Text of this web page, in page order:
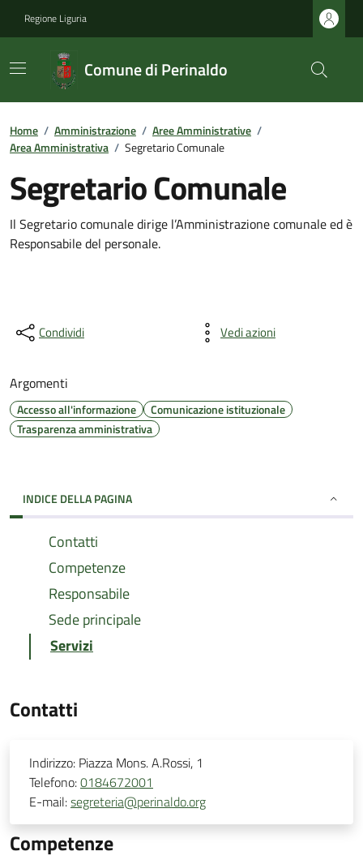
Regione Liguria
Comune di Perinaldo
Home / Amministrazione / Aree Amministrative /
Area Amministrativa / Segretario Comunale
Segretario Comunale
Il Segretario comunale dirige l’Amministrazione comunale ed è
Responsabile del personale.
Condividi Vedi azioni
Argomenti
Accesso all'informazione
Comunicazione istituzionale
Trasparenza amministrativa
INDICE DELLA PAGINA
Contatti
Competenze
Responsabile
Sede principale
Servizi
Contatti
Indirizzo: Piazza Mons. A.Rossi, 1
Telefono:0184672001
E-mail:segreteria@perinaldo.org
Competenze